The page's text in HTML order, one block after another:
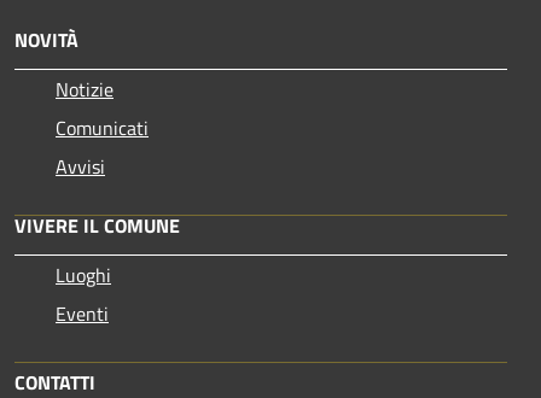
NOVITÀ
Notizie
Comunicati
Avvisi
VIVERE IL COMUNE
Luoghi
Eventi
CONTATTI